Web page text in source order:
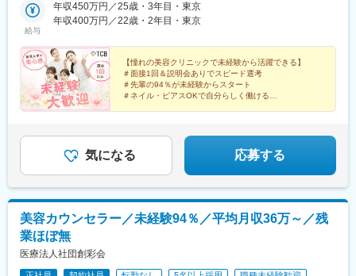
横浜院、大宮東口院、水戸院、つくば院、宇都宮院、高崎院、前
橋院 など【中部】名古屋駅前院 、名古屋栄院、金山院、岐阜
院、長野院、松本院、山梨甲府駅前院 など【近畿】梅田大阪駅
前院、大阪阪急梅田駅前院、枚方院、天王寺院、堺院、なんば
院、心斎橋院、京都駅前院、奈良院、和歌山院、四日市院 など
【中四国】広島院、福山院、松山院、高松院、高知院、徳島院、
松江院、周南徳山駅ビル院 など【九州・沖縄】小倉院、佐賀
煙対策】屋内原則禁煙
浜駅、横浜駅、川崎駅、藤沢駅、本厚木駅、大宮駅(埼玉県)、川口
駅、川越駅、南越谷駅、宇都宮駅、水戸駅、つくば駅、千葉駅、
駅、さっぽろ駅、あおば通駅、福島駅(福島県)、郡山駅(福島県)、
青森駅、盛岡駅、山形駅、秋田駅、矢場町駅、近鉄名古屋駅、金
山駅(愛知県)、豊田市駅、駅前大通駅、名鉄岐阜駅、静岡駅、新浜
松駅、三島広小路駅、長野駅、松本駅、北鉄金沢駅、新潟駅、近
鉄四日市駅、電鉄富山駅、福井駅、甲府駅、東梅田駅、大阪難波
前駅、江坂駅、心斎橋駅、京都駅、烏丸駅、三ノ宮駅、姫路駅、
近鉄奈良駅、和歌山駅、草津駅(滋賀県)、徳山駅、立町駅、福山
駅、県庁前駅(沖縄県)、新宿西口駅、新宿駅(東京メトロ)、学習院
下駅、東池袋駅、日比谷駅、銀座駅、岩本町駅、立川駅、京王八
王子駅、高輪台駅、奥沢駅、神奈川駅、平沼橋駅、京急川崎駅、
石上駅、新越谷駅、宇都宮駅東口駅、新千葉駅、栄町駅(千葉県)、
船橋駅、札幌駅、仙台駅(地下鉄)、曽根田駅、栄駅(愛知県)、名古
給与
年収450万円／25歳・3年目・東京
年収400万円／22歳・2年目・東京
【憧れの美容クリニックで未経験から活躍できる】
＃面接1回＆説明会ありでスピード選考
＃先輩の94％が未経験からスタート
＃ネイル・ピアスOKで自分らしく働ける
気になる 応募する
美容カウンセラー／未経験94％／平均月収36万～／残
業ほぼ無
医療法人社団創彩会